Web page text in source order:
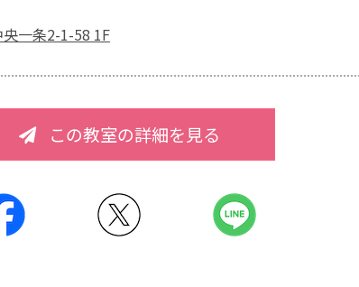
一条2-1-58 1F
この教室の詳細を見る